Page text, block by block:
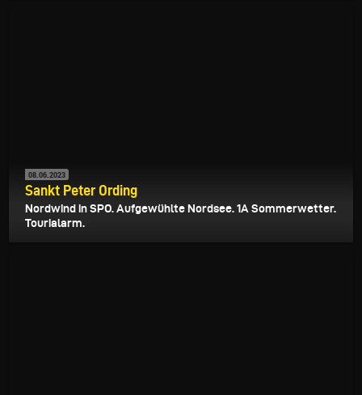
08.06.2023
Sankt Peter Ording
Nordwind in SPO. Aufgewühlte Nordsee. 1A Sommerwetter.
Tourialarm.